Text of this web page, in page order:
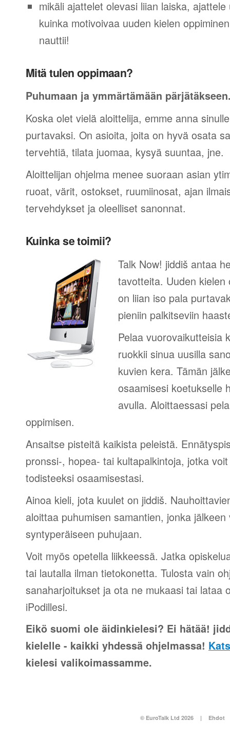
mikäli ajattelet olevasi liian laiska,
kuinka motivoivaa uuden kielen
nauttii!
Mitä tulen oppimaan?
Puhumaan ja ymmärtämään
Koska olet vielä aloittelija, emme anna
purtavaksi. On asioita, joita on hyvä osata
tervehtiä, tilata juomaa, kysyä suuntaa, jne.
Aloittelijan ohjelma menee suoraan asian
ruoat, värit, ostokset, ruumiinosat, ajan
tervehdykset ja oleelliset sanonnat.
Kuinka se toimii?
Talk Now! jiddiš antaa
tavotteita. Uuden
on liian iso pala
pieniin palkitseviin
Pelaa vuorovaikutteisia
ruokkii sinua uusilla
kuvien kera. Tämän
osaamisesi koetukselle
avulla. Aloittaessasi
oppimisen.
Ansaitse pisteitä kaikista peleistä.
pronssi-, hopea- tai kultapalkintoja, jotka
todisteeksi osaamisestasi.
Ainoa kieli, jota kuulet on jiddiš.
aloittaa puhumisen samantien, jonka
syntyperäiseen puhujaan.
Voit myös opetella liikkeessä. Jatka
tai lautalla ilman tietokonetta. Tulosta vain
sanaharjoitukset ja ota ne mukaasi tai lataa
iPodillesi.
Eikö suomi ole äidinkielesi? Ei hätää!
kielelle - kaikki yhdessä ohjelmassa!
kielesi valikoimassamme.
© EuroTalk Ltd 2026 | Ehdot